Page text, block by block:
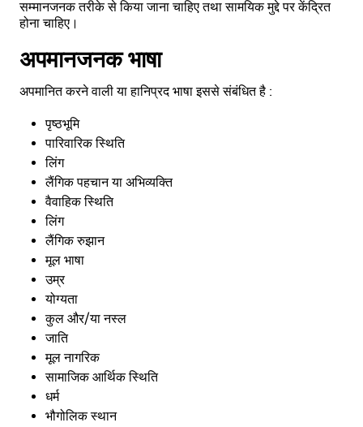
सम्मानजनक तरीके से किया जाना चाहिए तथा सामयिक मुद्दे पर केंद्रित
होना चाहिए।
अपमानजनक भाषा
अपमानित करने वाली या हानिप्रद भाषा इससे संबंधित है :
पृष्ठभूमि
पारिवारिक स्थिति
लिंग
लैंगिक पहचान या अभिव्यक्ति
वैवाहिक स्थिति
लिंग
लैंगिक रुझान
मूल भाषा
उम्र
योग्यता
कुल और/या नस्ल
जाति
मूल नागरिक
सामाजिक आर्थिक स्थिति
धर्म
भौगोलिक स्थान